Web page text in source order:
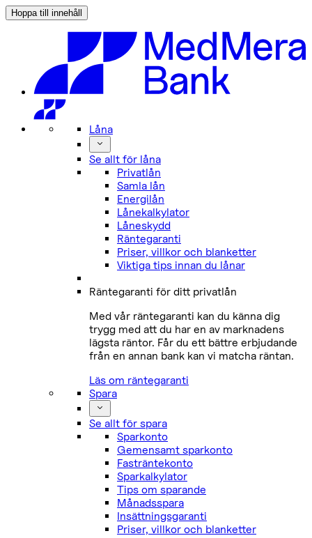
Hoppa till innehåll
Låna
Se allt för låna
Privatlån
Samla lån
Energilån
Lånekalkylator
Låneskydd
Räntegaranti
Priser, villkor och blanketter
Viktiga tips innan du lånar
Räntegaranti för ditt privatlån
Med vår räntegaranti kan du känna dig
trygg med att du har en av marknadens
lägsta räntor. Får du ett bättre erbjudande
från en annan bank kan vi matcha räntan.
Läs om räntegaranti
Spara
Se allt för spara
Sparkonto
Gemensamt sparkonto
Fasträntekonto
Sparkalkylator
Tips om sparande
Månadsspara
Insättningsgaranti
Priser, villkor och blanketter